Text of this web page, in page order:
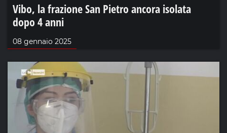
Vibo, la frazione San Pietro ancora isolata
dopo 4 anni
08 gennaio 2025